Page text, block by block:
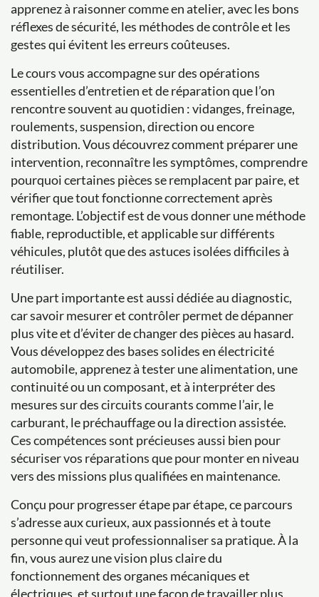
apprenez à raisonner comme en atelier, avec les bons
réflexes de sécurité, les méthodes de contrôle et les
gestes qui évitent les erreurs coûteuses.
Le cours vous accompagne sur des opérations
essentielles d’entretien et de réparation que l’on
rencontre souvent au quotidien : vidanges, freinage,
roulements, suspension, direction ou encore
distribution. Vous découvrez comment préparer une
intervention, reconnaître les symptômes, comprendre
pourquoi certaines pièces se remplacent par paire, et
vérifier que tout fonctionne correctement après
remontage. L’objectif est de vous donner une méthode
fiable, reproductible, et applicable sur différents
véhicules, plutôt que des astuces isolées difficiles à
réutiliser.
Une part importante est aussi dédiée au diagnostic,
car savoir mesurer et contrôler permet de dépanner
plus vite et d’éviter de changer des pièces au hasard.
Vous développez des bases solides en électricité
automobile, apprenez à tester une alimentation, une
continuité ou un composant, et à interpréter des
mesures sur des circuits courants comme l’air, le
carburant, le préchauffage ou la direction assistée.
Ces compétences sont précieuses aussi bien pour
sécuriser vos réparations que pour monter en niveau
vers des missions plus qualifiées en maintenance.
Conçu pour progresser étape par étape, ce parcours
s’adresse aux curieux, aux passionnés et à toute
personne qui veut professionnaliser sa pratique. À la
fin, vous aurez une vision plus claire du
fonctionnement des organes mécaniques et
électriques, et surtout une façon de travailler plus